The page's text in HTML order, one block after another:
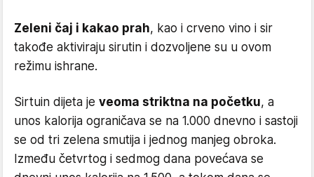
Zeleni čaj i kakao prah, kao i crveno vino i sir
takođe aktiviraju sirutin i dozvoljene su u ovom
režimu ishrane.
Sirtuin dijeta je veoma striktna na početku, a
unos kalorija ograničava se na 1.000 dnevno i sastoji
se od tri zelena smutija i jednog manjeg obroka.
Između četvrtog i sedmog dana povećava se